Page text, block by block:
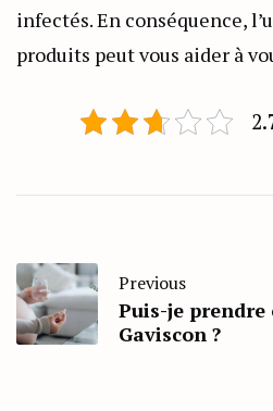
infectés. En conséquence,
produits peut vous aider à
Previous
Puis-je
Gaviscon ?